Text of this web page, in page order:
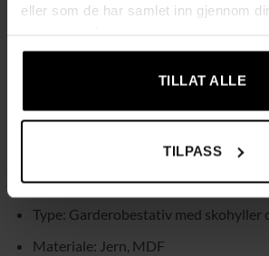
eller som de har samlet inn gjennom
TILLAT ALLE
TILPASS
gulvet og gir ekstra stabilitet.
monteringssett og veiledning for
Tekniske spesifikasjoner:
Type: Garderobestativ med skohyller
Materiale: Jern, MDF